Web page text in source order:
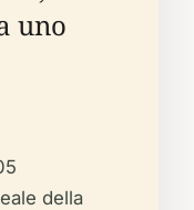
uno
della